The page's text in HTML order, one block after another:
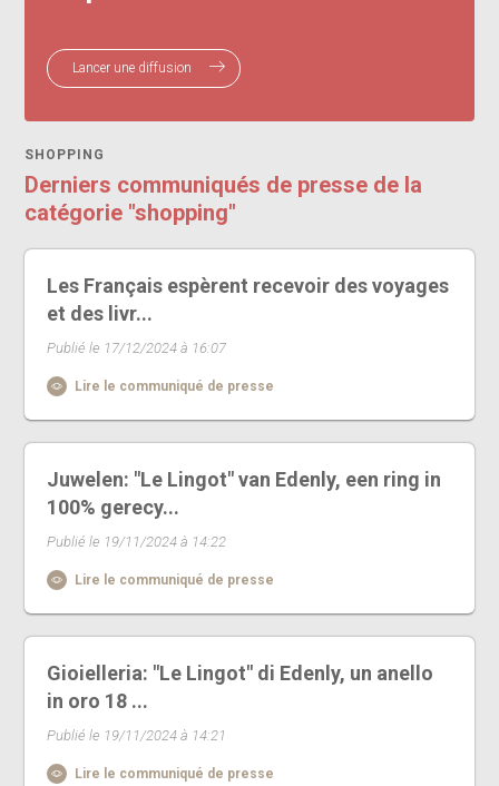
Lancer une diffusion
SHOPPING
Derniers communiqués de presse de la
catégorie "shopping"
Les Français espèrent recevoir des voyages
et des livr...
Publié le 17/12/2024 à 16:07
Lire le communiqué de presse
Juwelen: "Le Lingot" van Edenly, een ring in
100% gerecy...
Publié le 19/11/2024 à 14:22
Lire le communiqué de presse
Gioielleria: "Le Lingot" di Edenly, un anello
in oro 18 ...
Publié le 19/11/2024 à 14:21
Lire le communiqué de presse